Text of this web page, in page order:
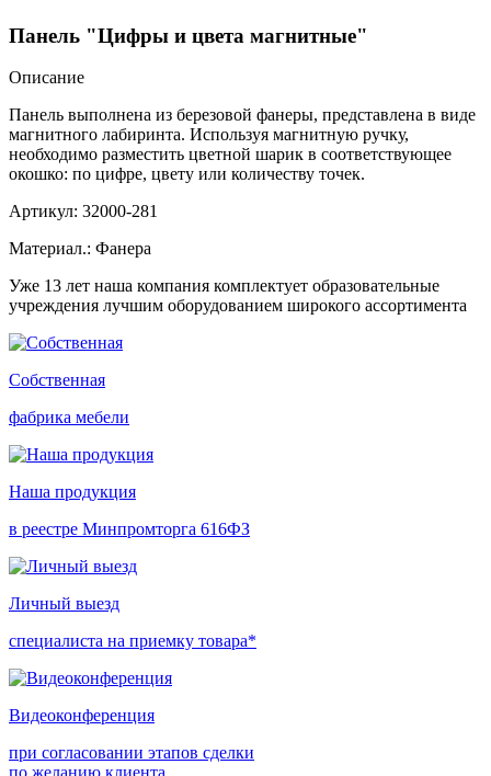
Панель "Цифры и цвета магнитные"
Описание
Панель выполнена из березовой фанеры, представлена в виде
магнитного лабиринта. Используя магнитную ручку,
необходимо разместить цветной шарик в соответствующее
окошко: по цифре, цвету или количеству точек.
Артикул: 32000-281
Материал.: Фанера
Уже 13 лет наша компания комплектует образовательные
учреждения лучшим оборудованием широкого ассортимента
Собственная
фабрика мебели
Наша продукция
в реестре Минпромторга 616ФЗ
Личный выезд
специалиста на приемку товара*
Видеоконференция
при согласовании этапов сделки